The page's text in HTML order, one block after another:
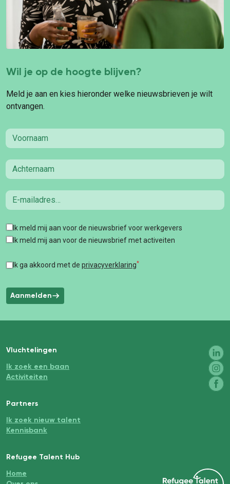
Wil je op de hoogte blijven?
Meld je aan en kies hieronder welke nieuwsbrieven je wilt
ontvangen.
First name
Last name
Email
TagsIk meld mij aan voor de nieuwsbrief voor werkgevers
Ik meld mij aan voor de nieuwsbrief met activeiten
Ik ga akkoord met de privacyverklaring*
Aanmelden
Vluchtelingen
Ik zoek een baan
Activiteiten
Partners
Ik zoek nieuw talent
Kennisbank
Refugee Talent Hub
Home